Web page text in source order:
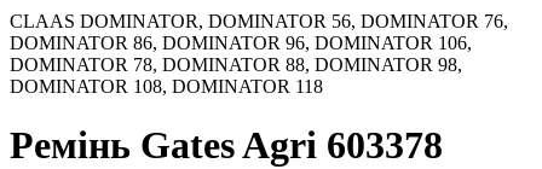
CLAAS DOMINATOR, DOMINATOR 56, DOMINATOR 76,
DOMINATOR 86, DOMINATOR 96, DOMINATOR 106,
DOMINATOR 78, DOMINATOR 88, DOMINATOR 98,
DOMINATOR 108, DOMINATOR 118
Ремінь Gates Agri 603378